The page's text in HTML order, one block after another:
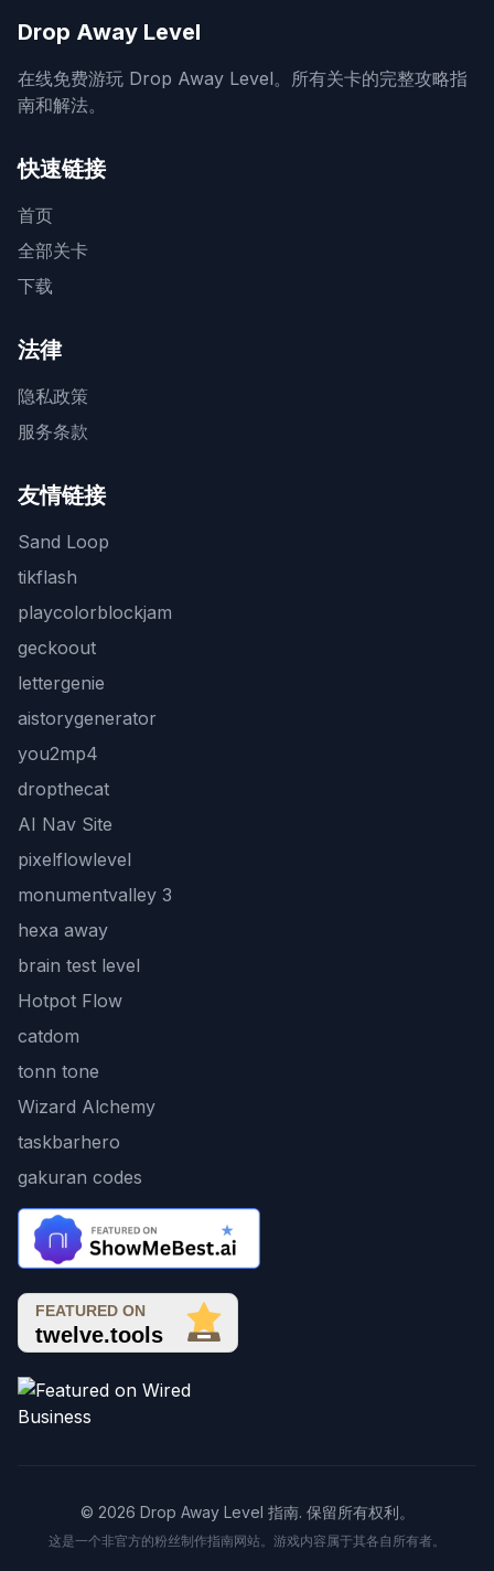
Drop Away Level
在线免费游玩 Drop Away Level。所有关卡的完整攻略指
南和解法。
快速链接
首页
全部关卡
下载
法律
隐私政策
服务条款
友情链接
Sand Loop
tikflash
playcolorblockjam
geckoout
lettergenie
aistorygenerator
you2mp4
dropthecat
AI Nav Site
pixelflowlevel
monumentvalley 3
hexa away
brain test level
Hotpot Flow
catdom
tonn tone
Wizard Alchemy
taskbarhero
gakuran codes
© 2026 Drop Away Level 指南. 保留所有权利。
这是一个非官方的粉丝制作指南网站。游戏内容属于其各自所有者。